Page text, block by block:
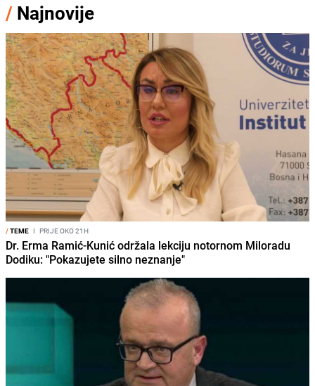
/ Najnovije
/TEME I PRIJE OKO 21H
Dr. Erma Ramić-Kunić održala lekciju notornom Miloradu
Dodiku: "Pokazujete silno neznanje"